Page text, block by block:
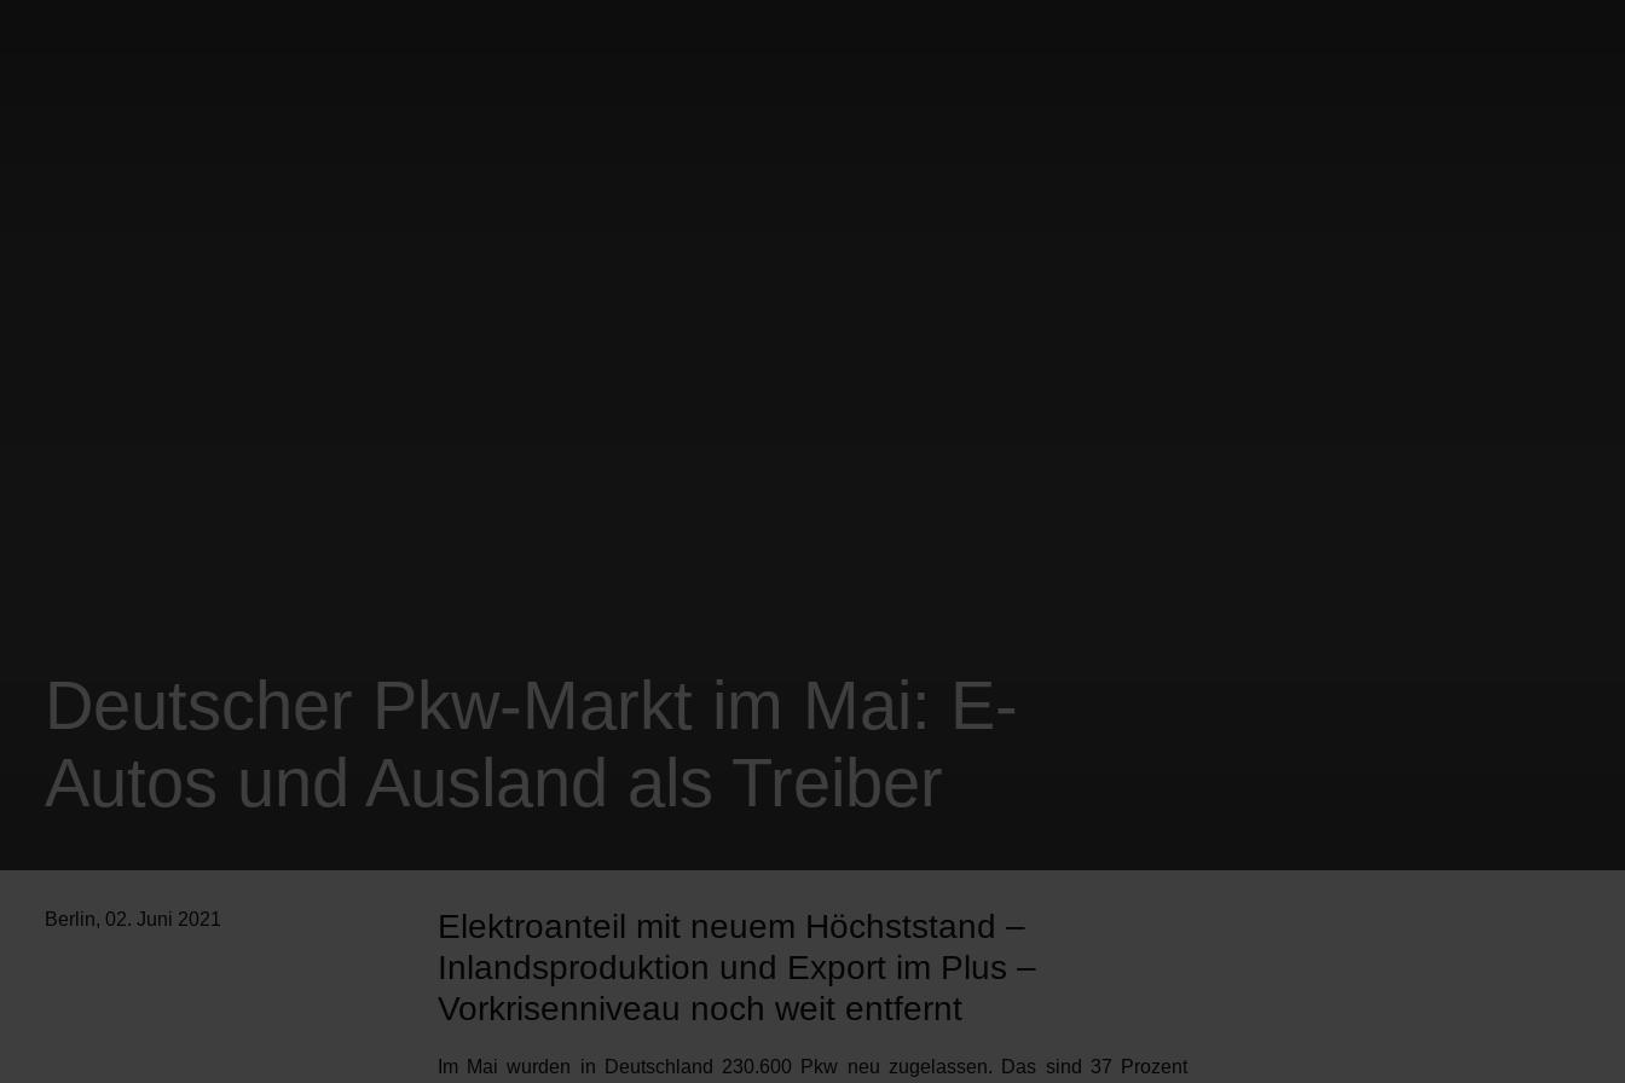
Deutscher Pkw-Markt im Mai: E-
Autos und Ausland als Treiber
Berlin, 02. Juni 2021
Elektroanteil mit neuem Höchststand –
Inlandsproduktion und Export im Plus –
Vorkrisenniveau noch weit entfernt
Im Mai wurden in Deutschland 230.600 Pkw neu zugelassen. Das sind 37 Prozent